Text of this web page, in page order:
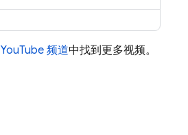
YouTube 频道中找到更多视频。